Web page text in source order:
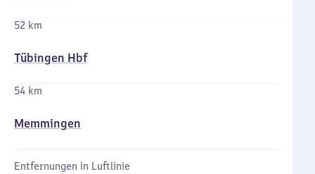
52 km
Tübingen Hbf
54 km
Memmingen
Entfernungen in Luftlinie